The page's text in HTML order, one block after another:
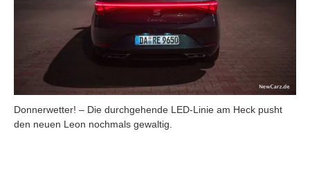
Donnerwetter! – Die durchgehende LED-Linie am Heck pusht
den neuen Leon nochmals gewaltig.